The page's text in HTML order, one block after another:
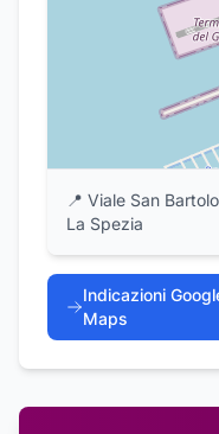
📍 Viale San
La Spezia
Indicazioni
Maps